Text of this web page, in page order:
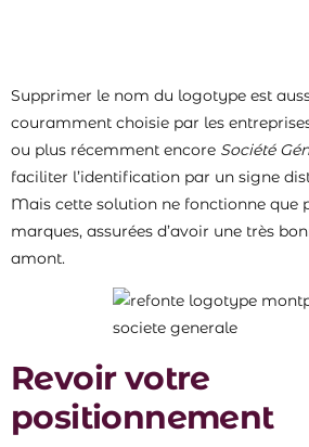
Supprimer le nom du logotype est
couramment choisie par les
ou plus récemment encore Société
faciliter l’identification par un signe
Mais cette solution ne fonctionne que
marques, assurées d’avoir une très
amont.
Revoir votre
positionnement